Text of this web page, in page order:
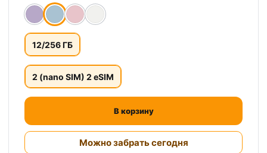
12/256 ГБ
2 (nano SIM) 2 eSIM
В корзину
Можно забрать сегодня